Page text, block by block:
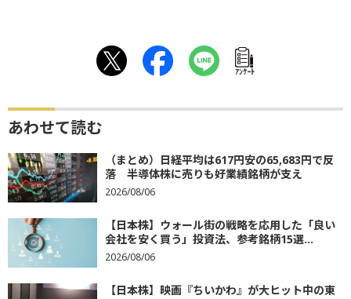
ｱﾝｹｰﾄ
あわせて読む
（まとめ）日経平均は617円安の65,683円で反
落 半導体株に売りも好業績銘柄が支え
2026/08/06
【日本株】ウォール街の戦略を応用した「良い
会社を安く買う」投資法、参考銘柄15選...
2026/08/06
【日本株】映画『ちいかわ』が大ヒット中の東